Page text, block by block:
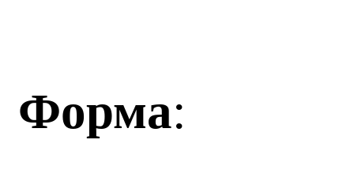
Форма: